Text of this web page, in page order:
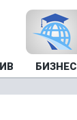
БИЗНЕС